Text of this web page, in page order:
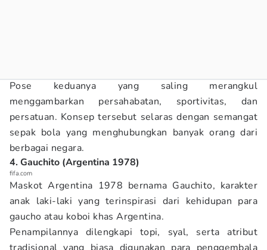
Pose keduanya yang saling merangkul
menggambarkan persahabatan, sportivitas, dan
persatuan. Konsep tersebut selaras dengan semangat
sepak bola yang menghubungkan banyak orang dari
berbagai negara.
4. Gauchito (Argentina 1978)
fifa.com
Maskot Argentina 1978 bernama Gauchito, karakter
anak laki-laki yang terinspirasi dari kehidupan para
gaucho atau koboi khas Argentina.
Penampilannya dilengkapi topi, syal, serta atribut